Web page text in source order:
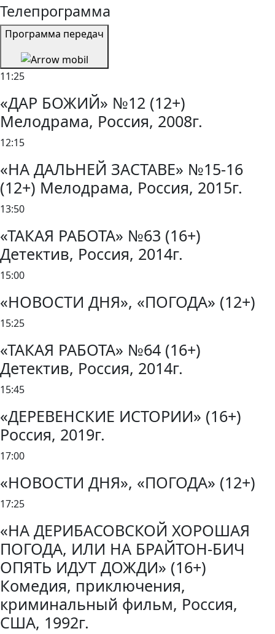
Телепрограмма
Программа передач
11:25
«ДАР БОЖИЙ» №12 (12+)
Мелодрама, Россия, 2008г.
12:15
«НА ДАЛЬНЕЙ ЗАСТАВЕ» №15-16
(12+) Мелодрама, Россия, 2015г.
13:50
«ТАКАЯ РАБОТА» №63 (16+)
Детектив, Россия, 2014г.
15:00
«НОВОСТИ ДНЯ», «ПОГОДА» (12+)
15:25
«ТАКАЯ РАБОТА» №64 (16+)
Детектив, Россия, 2014г.
15:45
«ДЕРЕВЕНСКИЕ ИСТОРИИ» (16+)
Россия, 2019г.
17:00
«НОВОСТИ ДНЯ», «ПОГОДА» (12+)
17:25
«НА ДЕРИБАСОВСКОЙ ХОРОШАЯ
ПОГОДА, ИЛИ НА БРАЙТОН-БИЧ
ОПЯТЬ ИДУТ ДОЖДИ» (16+)
Комедия, приключения,
криминальный фильм, Россия,
США, 1992г.